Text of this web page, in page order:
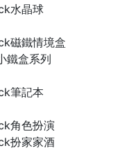
水晶球
磁鐵情境盒
鐵盒系列
筆記本
角色扮演
扮家家酒